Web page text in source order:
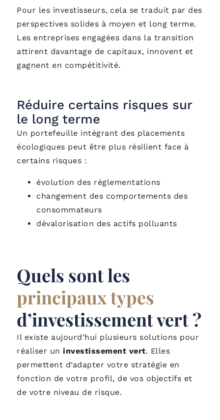
Pour les investisseurs, cela se traduit par des
perspectives solides à moyen et long terme.
Les entreprises engagées dans la transition
attirent davantage de capitaux, innovent et
gagnent en compétitivité.
Réduire certains risques sur
le long terme
Un portefeuille intégrant des placements
écologiques peut être plus résilient face à
certains risques :
évolution des réglementations
changement des comportements des
consommateurs
dévalorisation des actifs polluants
Quels sont les
principaux types
d’investissement vert ?
Il existe aujourd’hui plusieurs solutions pour
réaliser un investissement vert. Elles
permettent d’adapter votre stratégie en
fonction de votre profil, de vos objectifs et
de votre niveau de risque.